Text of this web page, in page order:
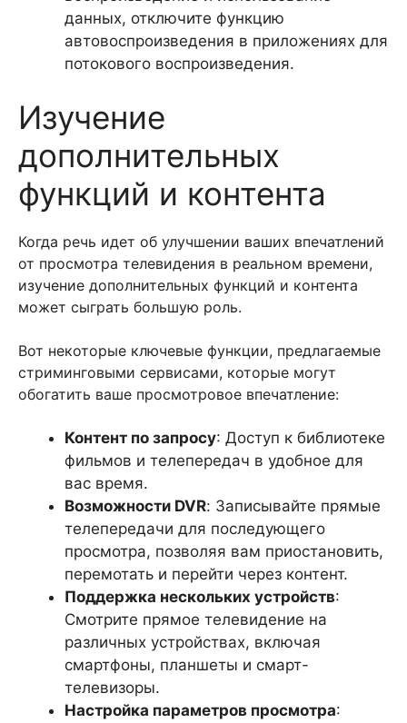
данных, отключите функцию
автовоспроизведения в приложениях для
потокового воспроизведения.
Изучение
дополнительных
функций и контента
Когда речь идет об улучшении ваших впечатлений
от просмотра телевидения в реальном времени,
изучение дополнительных функций и контента
может сыграть большую роль.
Вот некоторые ключевые функции, предлагаемые
стриминговыми сервисами, которые могут
обогатить ваше просмотровое впечатление:
Контент по запросу: Доступ к библиотеке
фильмов и телепередач в удобное для
вас время.
Возможности DVR: Записывайте прямые
телепередачи для последующего
просмотра, позволяя вам приостановить,
перемотать и перейти через контент.
Поддержка нескольких устройств:
Смотрите прямое телевидение на
различных устройствах, включая
смартфоны, планшеты и смарт-
телевизоры.
Настройка параметров просмотра: